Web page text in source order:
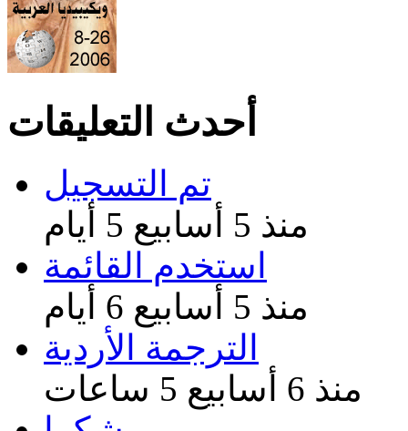
أحدث التعليقات
تم التسجیل
منذ 5 أسابيع 5 أيام
استخدم القائمة
منذ 5 أسابيع 6 أيام
الترجمة الأردية
منذ 6 أسابيع 5 ساعات